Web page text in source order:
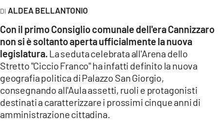
Network
LACPLAY.IT
LACTV.IT
LACONAIR.IT
LACITYMAG.IT
ILREGGINO.IT
ALDEA BELLANTONIO
Con il primo Consiglio comunale dell'era Cannizzaro
non si è soltanto aperta ufficialmente la nuova
legislatura. La seduta celebrata all'Arena dello
Stretto "Ciccio Franco" ha infatti definito la nuova
geografia politica di Palazzo San Giorgio,
consegnando all'Aula assetti, ruoli e protagonisti
destinati a caratterizzare i prossimi cinque anni di
amministrazione cittadina.